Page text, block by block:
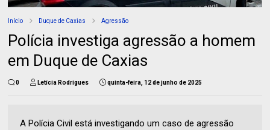
Início Duque de Caxias Agressão
Polícia investiga agressão a homem
em Duque de Caxias
0 Letícia Rodrigues quinta-feira, 12 de junho de 2025
A Polícia Civil está investigando um caso de agressão